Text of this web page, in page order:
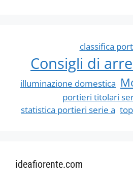
classifica
Consigli di
illuminazione domestica
portieri titolari
statistica portieri serie a
ideafiorente.com